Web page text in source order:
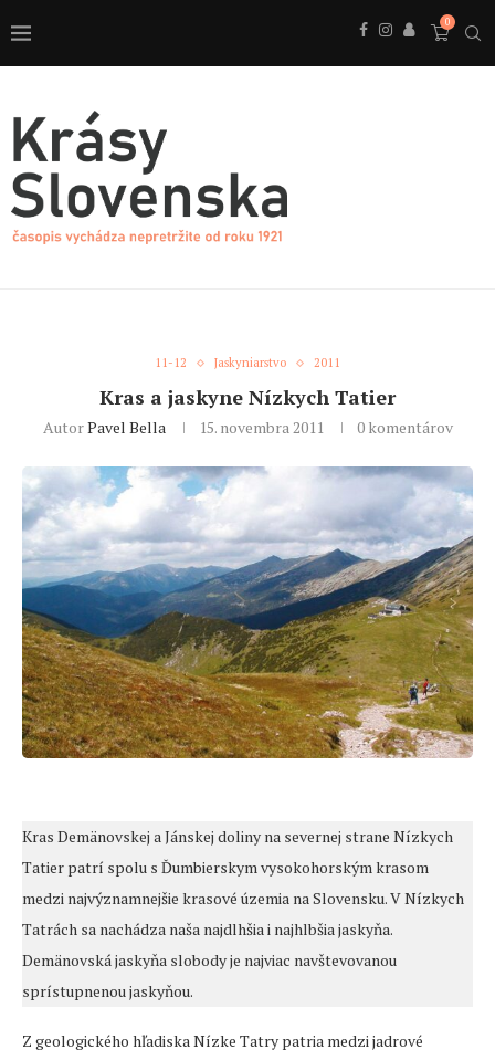
0
11-12 Jaskyniarstvo 2011
Kras a jaskyne Nízkych Tatier
AutorPavel Bella 15. novembra 2011 0 komentárov
Kras Demänovskej a Jánskej doliny na severnej strane Nízkych
Tatier patrí spolu s Ďumbierskym vysokohorským krasom
medzi najvýznamnejšie krasové územia na Slovensku. V Nízkych
Tatrách sa nachádza naša najdlhšia i najhlbšia jaskyňa.
Demänovská jaskyňa slobody je najviac navštevovanou
sprístupnenou jaskyňou.
Z geologického hľadiska Nízke Tatry patria medzi jadrové